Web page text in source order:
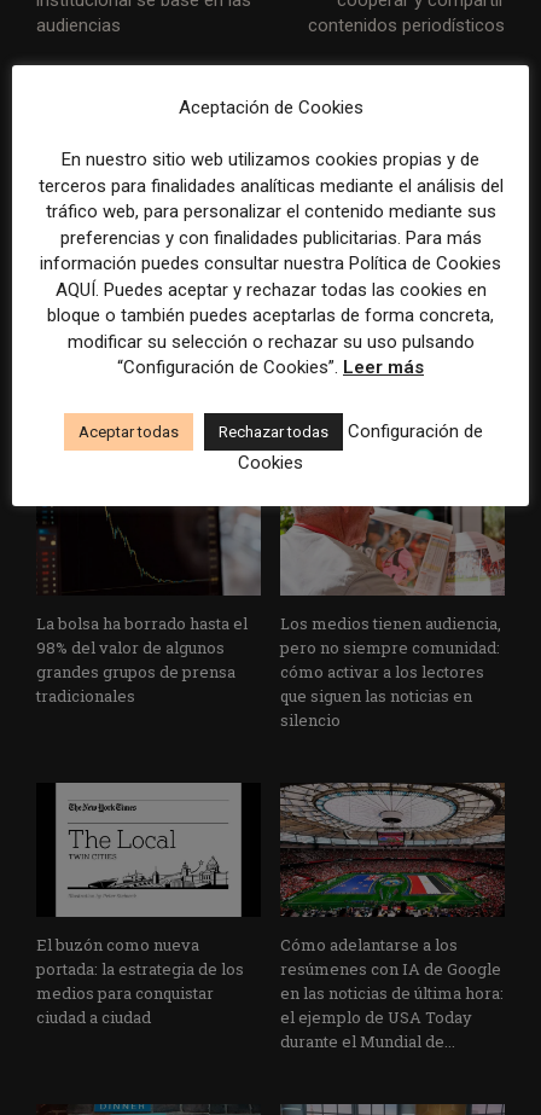
audiencias
contenidos periodísticos
ARTÍCULOS RELACIONADOS
WAN-IFRA reúne las
principales estrategias de los
medios ante la IA, la pérdida
de ingresos y los cambios de
Veinte ejemplos de uso de la
IA en redacciones, productos
y negocios periodísticos
La bolsa ha borrado hasta el
98% del valor de algunos
grandes grupos de prensa
tradicionales
Los medios tienen audiencia,
pero no siempre comunidad:
cómo activar a los lectores
que siguen las noticias en
silencio
El buzón como nueva
portada: la estrategia de los
medios para conquistar
ciudad a ciudad
Cómo adelantarse a los
resúmenes con IA de Google
en las noticias de última hora:
el ejemplo de USA Today
durante el Mundial de...
Aceptación de Cookies
En nuestro sitio web utilizamos cookies propias y de
terceros para finalidades analíticas mediante el análisis del
tráfico web, para personalizar el contenido mediante sus
preferencias y con finalidades publicitarias. Para más
información puedes consultar nuestra Política de Cookies
AQUÍ. Puedes aceptar y rechazar todas las cookies en
bloque o también puedes aceptarlas de forma concreta,
modificar su selección o rechazar su uso pulsando
“Configuración de Cookies”. Leer más
Aceptar todas Rechazar todas
Configuración de
Cookies